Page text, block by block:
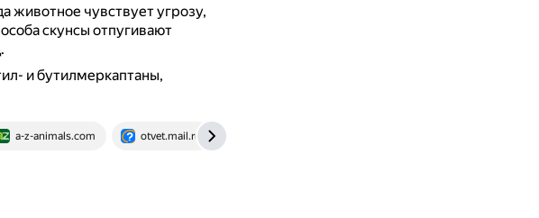
животное чувствует угрозу,
скунсы отпугивают
и бутилмеркаптаны,
a-z-animals.com otvet.mail.ru